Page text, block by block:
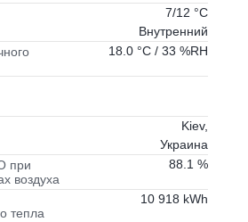
7/12 °C
Внутренний
18.0 °C / 33 %RH
Kiev,
Украина
при
воздуха
88.1 %
тепла
10 918 kWh